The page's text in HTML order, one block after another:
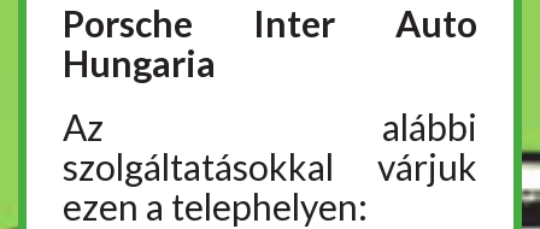
Porsche Inter Auto
Hungaria
Az alábbi
szolgáltatásokkal várjuk
ezen a telephelyen: